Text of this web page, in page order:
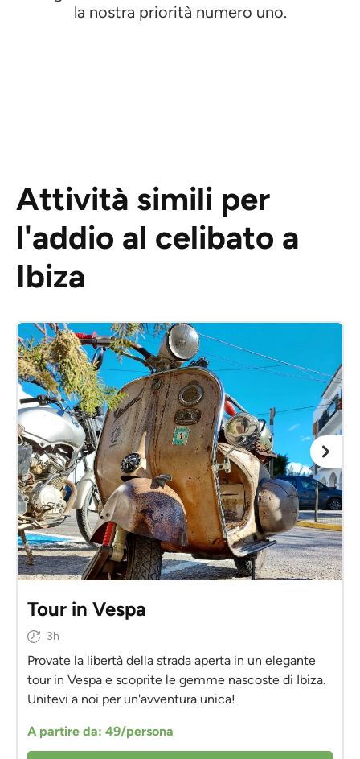
la nostra priorità numero uno.
Attività simili per
l'addio al celibato a
Ibiza
Tour in Vespa
3h
Provate la libertà della strada aperta in un elegante
tour in Vespa e scoprite le gemme nascoste di Ibiza.
Unitevi a noi per un'avventura unica!
A partire da: 49/persona